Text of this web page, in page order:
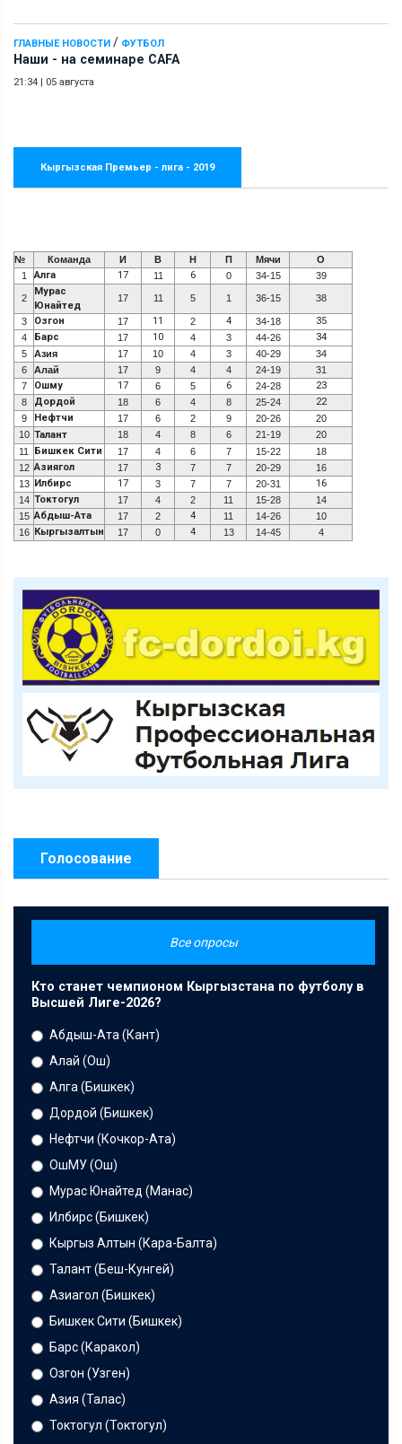
ГЛАВНЫЕ НОВОСТИ / ФУТБОЛ
Наши - на семинаре СAFA
21:34 | 05 августа
Кыргызская Премьер - лига - 2019
№ Команда И В Н П Мячи
О
1
Алга 17 11 6 0 34-15 39
2
Мурас
Юнайтед
17 11 5 1 36-15 38
3 Озгон 17 11 2 4 34-18 35
4 Барс 17 10 4 3 44-26 34
5 Азия 17 10 4 3 40-29
34
6
Алай 17 9 4 4 24-19
31
7
Ошму 17 6 5 6 24-28 23
8 Дордой 18 6 4 8 25-24 22
9 Нефтчи 17 6 2 9 20-26
20
10 Талант 18 4 8 6 21-19
20
11
Бишкек Сити 17 4 6 7 15-22
18
12 Азиягол 17 3 7 7 20-29
16
13 Илбирс 17 3 7 7 20-31 16
14 Токтогул 17 4 2 11 15-28
14
15 Абдыш-Ата 17 2 4 11 14-26
10
16 Кыргызалтын 17 0 4 13 14-45 4
Голосование
Все опросы
Кто станет чемпионом Кыргызстана по футболу в
Высшей Лиге-2026?
Абдыш-Ата (Кант)
Алай (Ош)
Алга (Бишкек)
Дордой (Бишкек)
Нефтчи (Кочкор-Ата)
ОшМУ (Ош)
Мурас Юнайтед (Манас)
Илбирс (Бишкек)
Кыргыз Алтын (Кара-Балта)
Талант (Беш-Кунгей)
Азиагол (Бишкек)
Бишкек Сити (Бишкек)
Барс (Каракол)
Озгон (Узген)
Азия (Талас)
Токтогул (Токтогул)